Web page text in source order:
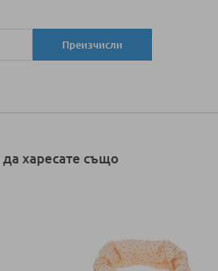
Преизчисли
харесате също